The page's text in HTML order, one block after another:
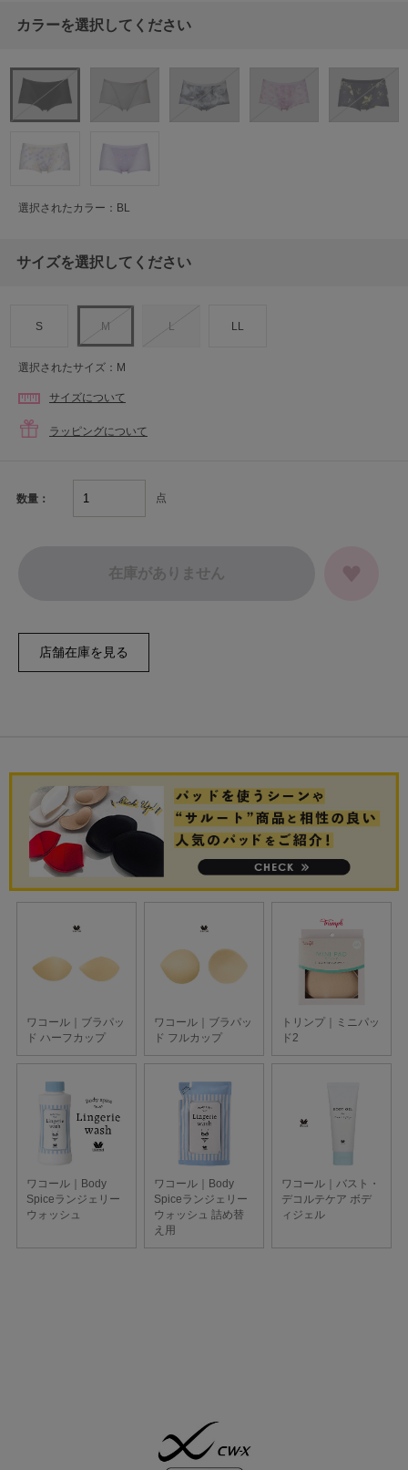
カラーを選択してください
選択されたカラー：BL
サイズを選択してください
S M L LL
選択されたサイズ：M
サイズについて
ラッピングについて
数量： 点
在庫がありません